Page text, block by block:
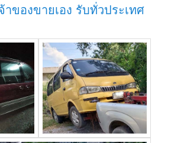
ของขายเอง รับทั่วประเทศ